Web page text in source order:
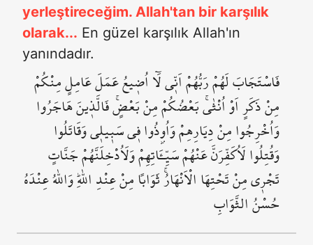
yerleştireceğim. Allah'tan bir karşılık
olarak... En güzel karşılık Allah'ın
yanındadır.
فَاسْتَجَابَ لَهُمْ رَبُّهُمْ اَنّ۪ي لَٓا اُض۪يعُ عَمَلَ عَامِلٍ مِنْكُمْ
مِنْ ذَكَرٍ اَوْ اُنْثٰىۚ بَعْضُكُمْ مِنْ بَعْضٍۚ فَالَّذ۪ينَ هَاجَرُوا
وَاُخْرِجُوا مِنْ دِيَارِهِمْ وَاُو۫ذُوا ف۪ي سَب۪يل۪ي وَقَاتَلُوا
وَقُتِلُوا لَاُكَفِّرَنَّ عَنْهُمْ سَيِّـَٔاتِهِمْ وَلَاُدْخِلَنَّهُمْ جَنَّاتٍ
تَجْر۪ي مِنْ تَحْتِهَا الْاَنْهَارُۚ ثَوَاباً مِنْ عِنْدِ اللّٰهِۜ وَاللّٰهُ عِنْدَهُ
حُسْنُ الثَّوَابِ